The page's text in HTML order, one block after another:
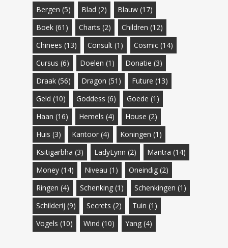
Bergen (5) Blad (2) Blauw (17)
Boek (61) Charts (2) Children (12)
Chinees (13) Consult (1) Cosmic (14)
Cursus (6) Doelen (1) Donatie (3)
Draak (56) Dragon (51) Future (13)
Geld (10) Goddess (6) Goede (1)
Haan (16) Hemels (4) House (2)
Huis (3) Kantoor (4) Koningen (1)
Ksitigarbha (3) LadyLynn (2) Mantra (14)
Money (14) Niveau (1) Oneindig (2)
Ringen (4) Schenking (1) Schenkingen (1)
Schilderij (9) Secrets (2) Tuin (1)
Vogels (10) Wind (10) Yang (4)
€54.99
€44.99